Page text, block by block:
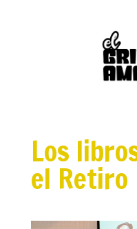
Los
el Retiro